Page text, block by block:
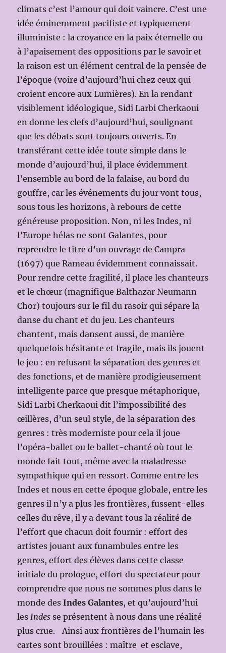
climats c’est l’amour qui doit vaincre. C’est une
idée éminemment pacifiste et typiquement
illuministe : la croyance en la paix éternelle ou
à l’apaisement des oppositions par le savoir et
la raison est un élément central de la pensée de
l’époque (voire d’aujourd’hui chez ceux qui
croient encore aux Lumières). En la rendant
visiblement idéologique, Sidi Larbi Cherkaoui
en donne les clefs d’aujourd’hui, soulignant
que les débats sont toujours ouverts. En
transférant cette idée toute simple dans le
monde d’aujourd’hui, il place évidemment
l’ensemble au bord de la falaise, au bord du
gouffre, car les événements du jour vont tous,
sous tous les horizons, à rebours de cette
généreuse proposition. Non, ni les Indes, ni
l’Europe hélas ne sont Galantes, pour
reprendre le titre d’un ouvrage de Campra
(1697) que Rameau évidemment connaissait.
Pour rendre cette fragilité, il place les chanteurs
et le chœur (magnifique Balthazar Neumann
Chor) toujours sur le fil du rasoir qui sépare la
danse du chant et du jeu. Les chanteurs
chantent, mais dansent aussi, de manière
quelquefois hésitante et fragile, mais ils jouent
le jeu : en refusant la séparation des genres et
des fonctions, et de manière prodigieusement
intelligente parce que presque métaphorique,
Sidi Larbi Cherkaoui dit l’impossibilité des
œillères, d’un seul style, de la séparation des
genres : très moderniste pour cela il joue
l’opéra-ballet ou le ballet-chanté où tout le
monde fait tout, même avec la maladresse
sympathique qui en ressort. Comme entre les
Indes et nous en cette époque globale, entre les
genres il n’y a plus les frontières, fussent-elles
celles du rêve, il y a devant tous la réalité de
l’effort que chacun doit fournir : effort des
artistes jouant aux funambules entre les
genres, effort des élèves dans cette classe
initiale du prologue, effort du spectateur pour
comprendre que nous ne sommes plus dans le
monde desIndes Galantes, et qu’aujourd’hui
les Indes se présentent à nous dans une réalité
plus crue. Ainsi aux frontières de l’humain les
cartes sont brouillées : maître et esclave,